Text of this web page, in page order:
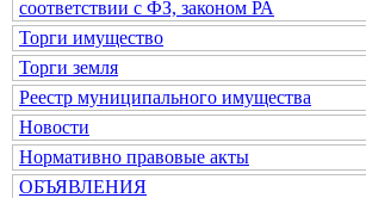
соответствии с ФЗ, законом РА
Торги имущество
Торги земля
Реестр муниципального имущества
Новости
Нормативно правовые акты
ОБЪЯВЛЕНИЯ